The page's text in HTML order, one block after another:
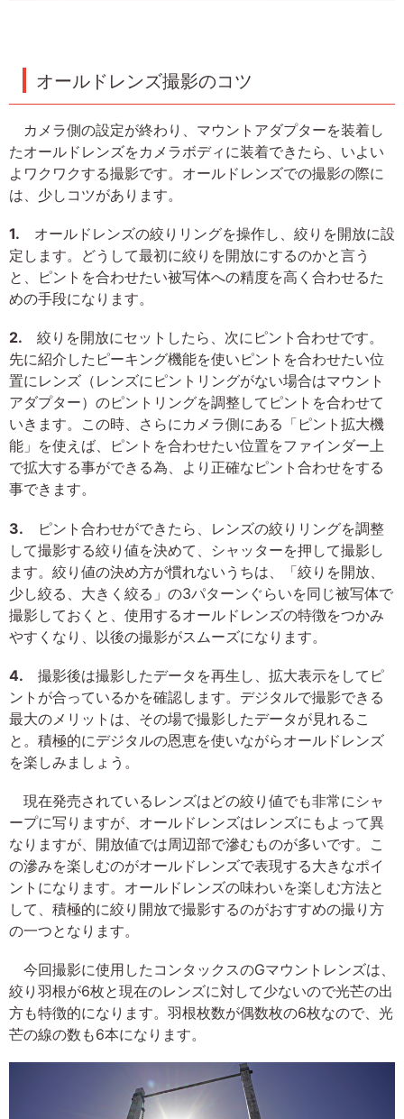
オールドレンズ撮影のコツ
カメラ側の設定が終わり、マウントアダプターを装着し
たオールドレンズをカメラボディに装着できたら、いよい
よワクワクする撮影です。オールドレンズでの撮影の際に
は、少しコツがあります。
1. オールドレンズの絞りリングを操作し、絞りを開放に設
定します。どうして最初に絞りを開放にするのかと言う
と、ピントを合わせたい被写体への精度を高く合わせるた
めの手段になります。
2. 絞りを開放にセットしたら、次にピント合わせです。
先に紹介したピーキング機能を使いピントを合わせたい位
置にレンズ（レンズにピントリングがない場合はマウント
アダプター）のピントリングを調整してピントを合わせて
いきます。この時、さらにカメラ側にある「ピント拡大機
能」を使えば、ピントを合わせたい位置をファインダー上
で拡大する事ができる為、より正確なピント合わせをする
事できます。
3. ピント合わせができたら、レンズの絞りリングを調整
して撮影する絞り値を決めて、シャッターを押して撮影し
ます。絞り値の決め方が慣れないうちは、「絞りを開放、
少し絞る、大きく絞る」の3パターンぐらいを同じ被写体で
撮影しておくと、使用するオールドレンズの特徴をつかみ
やすくなり、以後の撮影がスムーズになります。
4. 撮影後は撮影したデータを再生し、拡大表示をしてピ
ントが合っているかを確認します。デジタルで撮影できる
最大のメリットは、その場で撮影したデータが見れるこ
と。積極的にデジタルの恩恵を使いながらオールドレンズ
を楽しみましょう。
現在発売されているレンズはどの絞り値でも非常にシャ
ープに写りますが、オールドレンズはレンズにもよって異
なりますが、開放値では周辺部で滲むものが多いです。こ
の滲みを楽しむのがオールドレンズで表現する大きなポイ
ントになります。オールドレンズの味わいを楽しむ方法と
して、積極的に絞り開放で撮影するのがおすすめの撮り方
の一つとなります。
今回撮影に使用したコンタックスのGマウントレンズは、
絞り羽根が6枚と現在のレンズに対して少ないので光芒の出
方も特徴的になります。羽根枚数が偶数枚の6枚なので、光
芒の線の数も6本になります。